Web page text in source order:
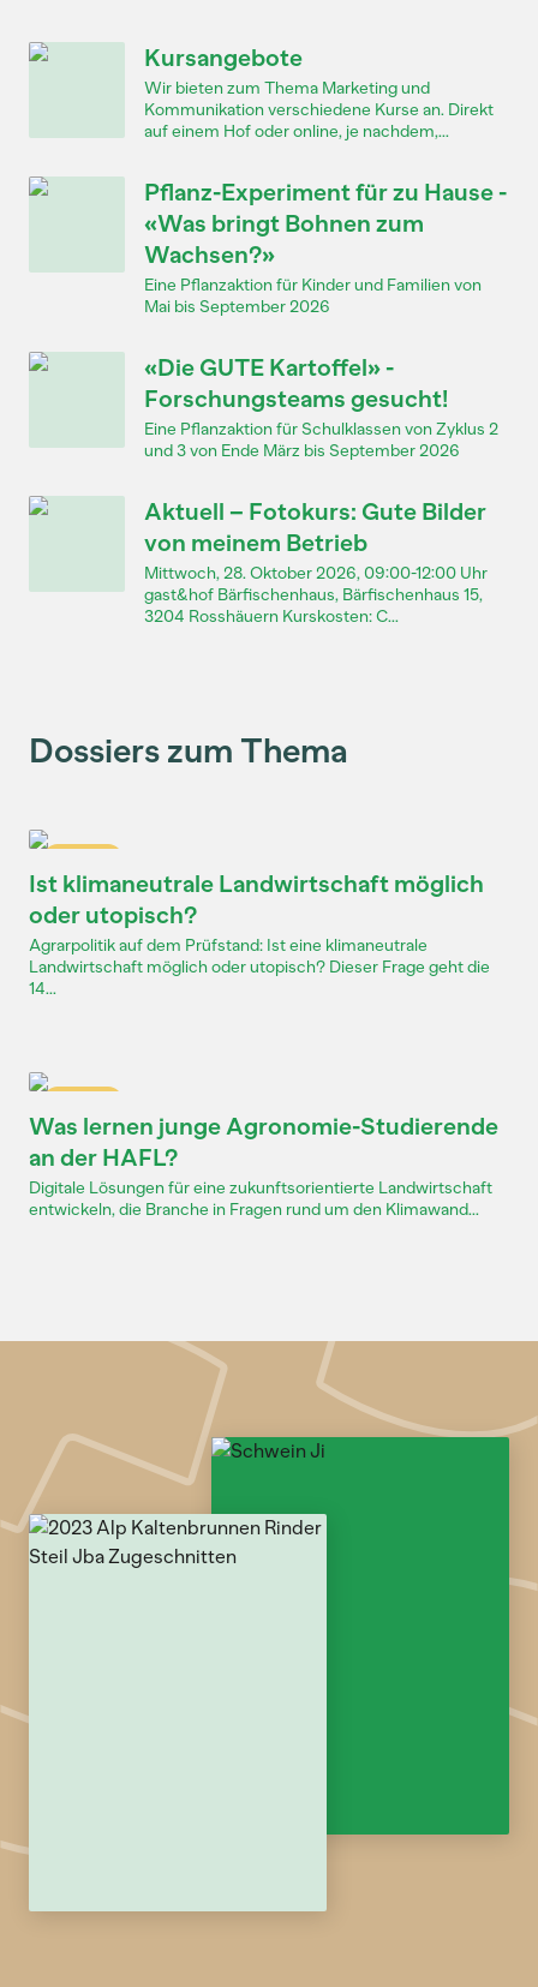
Kursangebote
Wir bieten zum Thema Marketing und
Kommunikation verschiedene Kurse an. Direkt
auf einem Hof oder online, je nachdem,...
Pflanz-Experiment für zu Hause -
«Was bringt Bohnen zum
Wachsen?»
Eine Pflanzaktion für Kinder und Familien von
Mai bis September 2026
«Die GUTE Kartoffel» -
Forschungsteams gesucht!
Eine Pflanzaktion für Schulklassen von Zyklus 2
und 3 von Ende März bis September 2026
Aktuell – Fotokurs: Gute Bilder
von meinem Betrieb
Mittwoch, 28. Oktober 2026, 09:00-12:00 Uhr
gast&hof Bärfischenhaus, Bärfischenhaus 15,
3204 Rosshäuern Kurskosten: C...
Dossiers zum Thema
Ist klimaneutrale Landwirtschaft möglich
oder utopisch?
Agrarpolitik auf dem Prüfstand: Ist eine klimaneutrale
Landwirtschaft möglich oder utopisch? Dieser Frage geht die
14...
Was lernen junge Agronomie-Studierende
an der HAFL?
Digitale Lösungen für eine zukunftsorientierte Landwirtschaft
entwickeln, die Branche in Fragen rund um den Klimawand...